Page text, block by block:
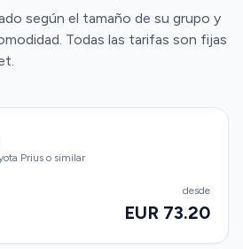
según el tamaño de su grupo y
Todas las tarifas son fijas
Prius o similar
desde
EUR 73.20